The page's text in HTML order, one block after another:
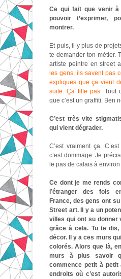
Ce qui fait que venir à
pouvoir t’exprimer,
montrer.
Et puis, il y plus de
te demander ton métier.
artiste peintre en street
les gens, ils savent pas
expliques que ça vient
suite. Ça tilte pas. Tout
que c’est un graffiti. Ben
C’est très vite
qui vient dégrader.
C’est vraiment ça.
c’est dommage. Je
le pas de calais à
Ce dont je me rends
l’étranger des fois
France, des gens ont
Street art. Il y a un
villes qui ont su donner
grâce à cela. Tu te
décor. Il y a ces murs
colorés. Alors que là,
murs à plus savoir
commence petit à petit
endroits où c’est